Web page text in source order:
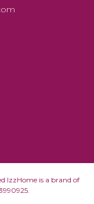
IzzHome is a brand of